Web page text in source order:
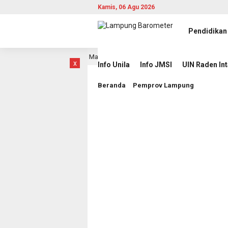
Kamis, 06 Agu 2026
Pendidikan
Info Unila Info JMSI UIN Raden
x
dalam Laga Hidup Mati Lawan Singapura
Beranda Pemprov Lampung